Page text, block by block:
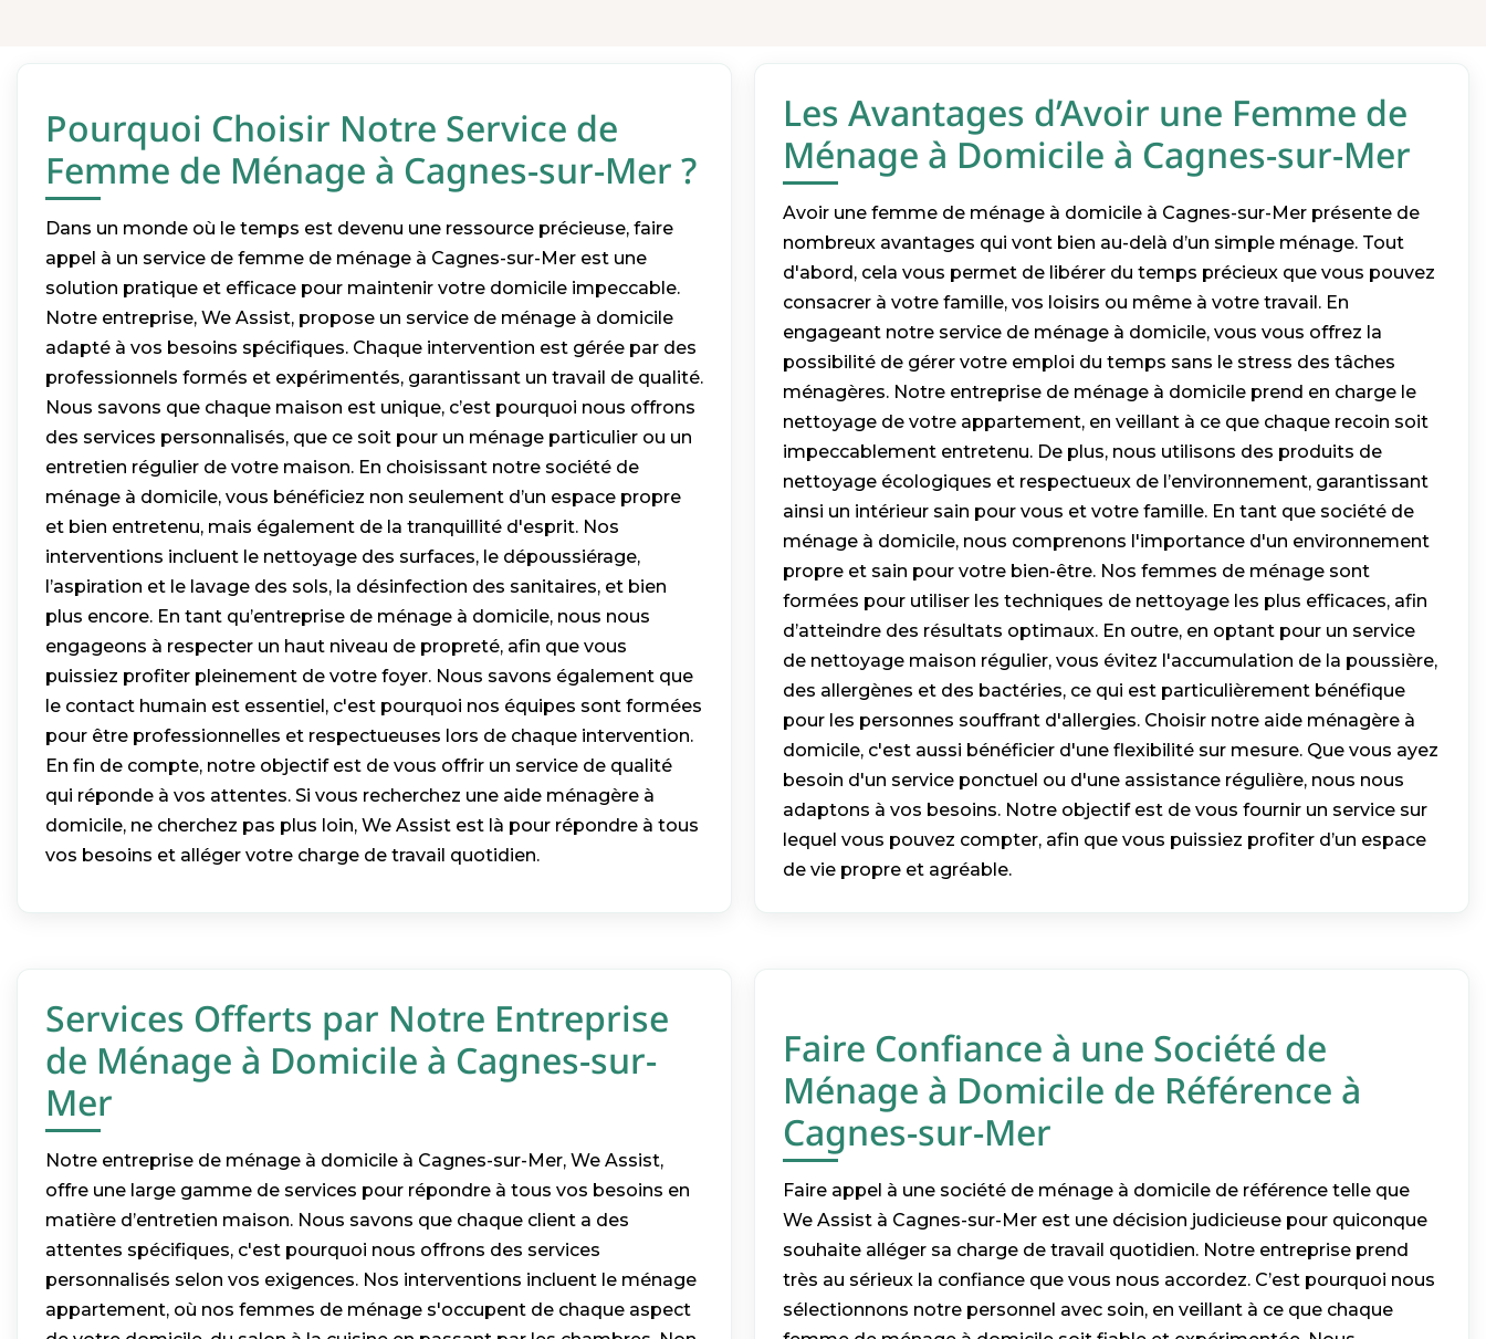
Pourquoi Choisir Notre Service de
Femme de Ménage à Cagnes-sur-Mer ?
Dans un monde où le temps est devenu une ressource précieuse, faire
appel à un service de femme de ménage à Cagnes-sur-Mer est une
solution pratique et efficace pour maintenir votre domicile impeccable.
Notre entreprise, We Assist, propose un service de ménage à domicile
adapté à vos besoins spécifiques. Chaque intervention est gérée par des
professionnels formés et expérimentés, garantissant un travail de qualité.
Nous savons que chaque maison est unique, c’est pourquoi nous offrons
des services personnalisés, que ce soit pour un ménage particulier ou un
entretien régulier de votre maison. En choisissant notre société de
ménage à domicile, vous bénéficiez non seulement d’un espace propre
et bien entretenu, mais également de la tranquillité d'esprit. Nos
interventions incluent le nettoyage des surfaces, le dépoussiérage,
l’aspiration et le lavage des sols, la désinfection des sanitaires, et bien
plus encore. En tant qu’entreprise de ménage à domicile, nous nous
engageons à respecter un haut niveau de propreté, afin que vous
puissiez profiter pleinement de votre foyer. Nous savons également que
le contact humain est essentiel, c'est pourquoi nos équipes sont formées
pour être professionnelles et respectueuses lors de chaque intervention.
En fin de compte, notre objectif est de vous offrir un service de qualité
qui réponde à vos attentes. Si vous recherchez une aide ménagère à
domicile, ne cherchez pas plus loin, We Assist est là pour répondre à tous
vos besoins et alléger votre charge de travail quotidien.
Les Avantages d’Avoir une Femme de
Ménage à Domicile à Cagnes-sur-Mer
Avoir une femme de ménage à domicile à Cagnes-sur-Mer présente de
nombreux avantages qui vont bien au-delà d’un simple ménage. Tout
d'abord, cela vous permet de libérer du temps précieux que vous pouvez
consacrer à votre famille, vos loisirs ou même à votre travail. En
engageant notre service de ménage à domicile, vous vous offrez la
possibilité de gérer votre emploi du temps sans le stress des tâches
ménagères. Notre entreprise de ménage à domicile prend en charge le
nettoyage de votre appartement, en veillant à ce que chaque recoin soit
impeccablement entretenu. De plus, nous utilisons des produits de
nettoyage écologiques et respectueux de l’environnement, garantissant
ainsi un intérieur sain pour vous et votre famille. En tant que société de
ménage à domicile, nous comprenons l'importance d'un environnement
propre et sain pour votre bien-être. Nos femmes de ménage sont
formées pour utiliser les techniques de nettoyage les plus efficaces, afin
d’atteindre des résultats optimaux. En outre, en optant pour un service
de nettoyage maison régulier, vous évitez l'accumulation de la poussière,
des allergènes et des bactéries, ce qui est particulièrement bénéfique
pour les personnes souffrant d'allergies. Choisir notre aide ménagère à
domicile, c'est aussi bénéficier d'une flexibilité sur mesure. Que vous ayez
besoin d'un service ponctuel ou d'une assistance régulière, nous nous
adaptons à vos besoins. Notre objectif est de vous fournir un service sur
lequel vous pouvez compter, afin que vous puissiez profiter d’un espace
de vie propre et agréable.
Services Offerts par Notre Entreprise
de Ménage à Domicile à Cagnes-sur-
Mer
Notre entreprise de ménage à domicile à Cagnes-sur-Mer, We Assist,
offre une large gamme de services pour répondre à tous vos besoins en
matière d’entretien maison. Nous savons que chaque client a des
attentes spécifiques, c'est pourquoi nous offrons des services
personnalisés selon vos exigences. Nos interventions incluent le ménage
appartement, où nos femmes de ménage s'occupent de chaque aspect
Faire Confiance à une Société de
Ménage à Domicile de Référence à
Cagnes-sur-Mer
Faire appel à une société de ménage à domicile de référence telle que
We Assist à Cagnes-sur-Mer est une décision judicieuse pour quiconque
souhaite alléger sa charge de travail quotidien. Notre entreprise prend
très au sérieux la confiance que vous nous accordez. C’est pourquoi nous
sélectionnons notre personnel avec soin, en veillant à ce que chaque